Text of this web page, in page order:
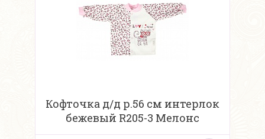
Кофточка д/д р.56 см интерлок
бежевый R205-3 Мелонс